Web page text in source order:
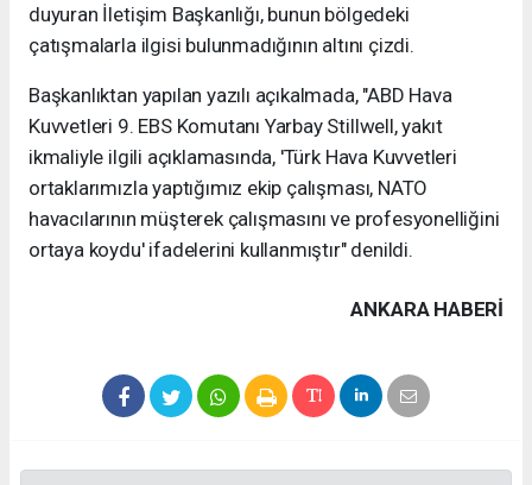
duyuran İletişim Başkanlığı, bunun bölgedeki
çatışmalarla ilgisi bulunmadığının altını çizdi.
Başkanlıktan yapılan yazılı açıkalmada, "ABD Hava
Kuvvetleri 9. EBS Komutanı Yarbay Stillwell, yakıt
ikmaliyle ilgili açıklamasında, 'Türk Hava Kuvvetleri
ortaklarımızla yaptığımız ekip çalışması, NATO
havacılarının müşterek çalışmasını ve profesyonelliğini
ortaya koydu' ifadelerini kullanmıştır" denildi.
ANKARA HABERİ